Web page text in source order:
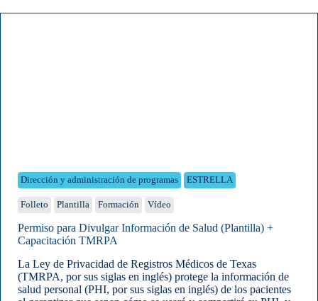
Dirección y administración de programas ESTRELLA
Folleto Plantilla Formación Vídeo
Permiso para Divulgar Información de Salud (Plantilla) +
Capacitación TMRPA
La Ley de Privacidad de Registros Médicos de Texas
(TMRPA, por sus siglas en inglés) protege la información de
salud personal (PHI, por sus siglas en inglés) de los pacientes